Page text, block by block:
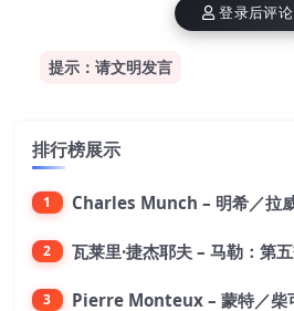
提示：请文明发言
登录后评论
排行榜展示
1
2
3